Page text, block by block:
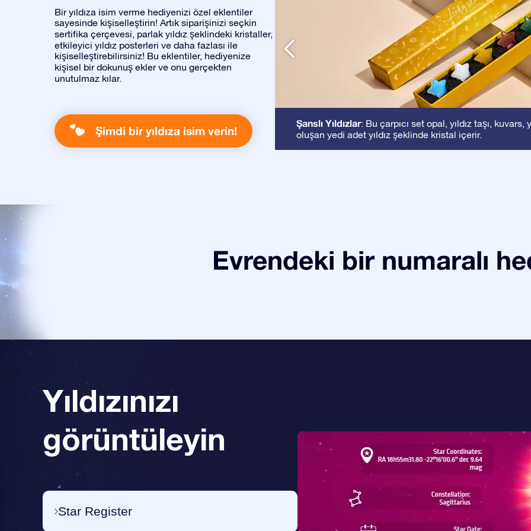
Bir yıldıza isim verme hediyenizi özel eklentiler
sayesinde kişiselleştirin! Artık siparişinizi seçkin
sertifika çerçevesi, parlak yıldız şeklindeki kristaller,
etkileyici yıldız posterleri ve daha fazlası ile
kişiselleştirebilirsiniz! Bu eklentiler, hediyenize
kişisel bir dokunuş ekler ve onu gerçekten
unutulmaz kılar.
Şimdi bir yıldıza isim verin!
Şanslı Yıldızlar: Bu çarpıcı set opal, yıldız taşı,
oluşan yedi adet yıldız şeklinde kristal içerir.
Evrendeki bir numaralı
Yıldızınızı
görüntüleyin
Star Register